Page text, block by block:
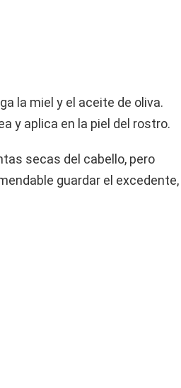
la miel y el aceite de oliva.
y aplica en la piel del rostro.
secas del cabello, pero
guardar el excedente,